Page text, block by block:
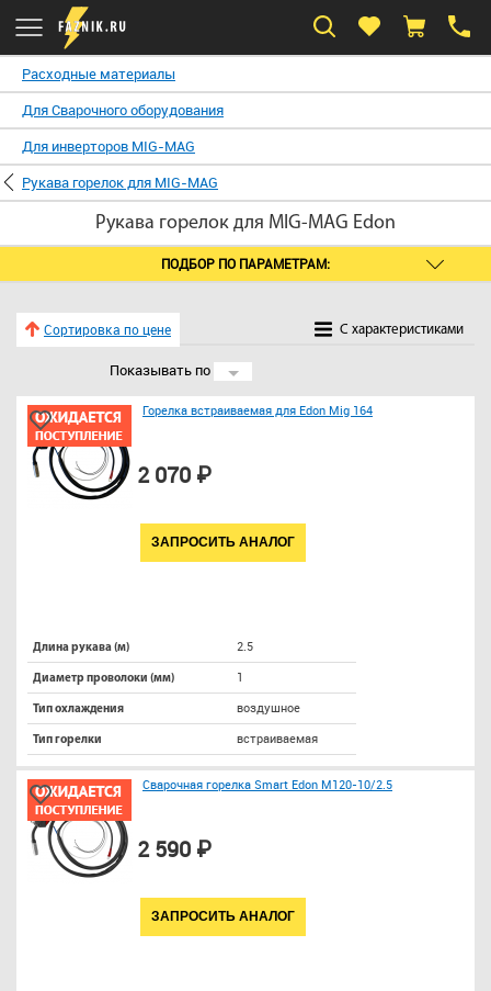
Расходные материалы
Для Сварочного оборудования
Для инверторов MIG-MAG
Рукава горелок для MIG-MAG
Рукава горелок для MIG-MAG Edon
ПОДБОР ПО ПАРАМЕТРАМ:
Сортировка по цене C характеристиками
Показывать по 24
Горелка встраиваемая для Edon Mig 164
2 070 ₽
ЗАПРОСИТЬ АНАЛОГ
Длина рукава (м) 2.5
Диаметр проволоки (мм) 1
Тип охлаждения воздушное
Тип горелки встраиваемая
Сварочная горелка Smart Edon M120-10/2.5
2 590 ₽
ЗАПРОСИТЬ АНАЛОГ